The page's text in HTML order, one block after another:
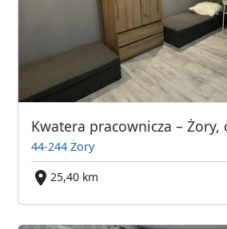
44-244 Żory
25,40 km